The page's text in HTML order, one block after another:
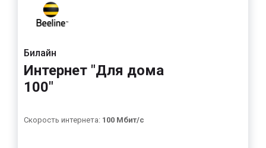
Билайн
Интернет "Для дома
100"
Скорость интернета: 100 Мбит/с